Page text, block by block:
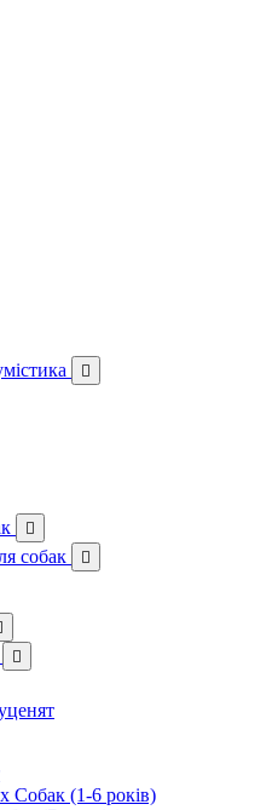


собак 

Собак (1-6 років)